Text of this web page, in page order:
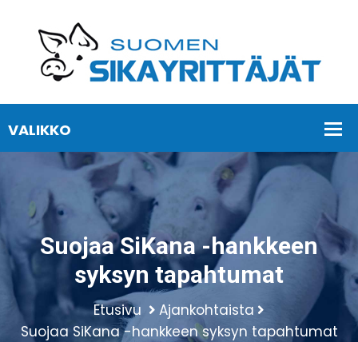
Suojaa SiKana -hankkeen
syksyn tapahtumat
Etusivu
Ajankohtaista
Suojaa SiKana -hankkeen syksyn tapahtumat